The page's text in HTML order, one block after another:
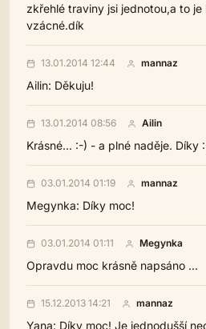
zkřehlé traviny jsi jednotou,a to
vzácné.dík
13.01.2014 12:44 mannaz
Ailin: Děkuju!
13.01.2014 08:56 Ailin
Krásné... :-) - a plné naděje. Díky
03.01.2014 01:19 mannaz
Megynka: Díky moc!
03.01.2014 01:11 Megynka
Opravdu moc krásně napsáno ...
15.12.2013 14:21 mannaz
Yana: Díky moc! Je jednodušší